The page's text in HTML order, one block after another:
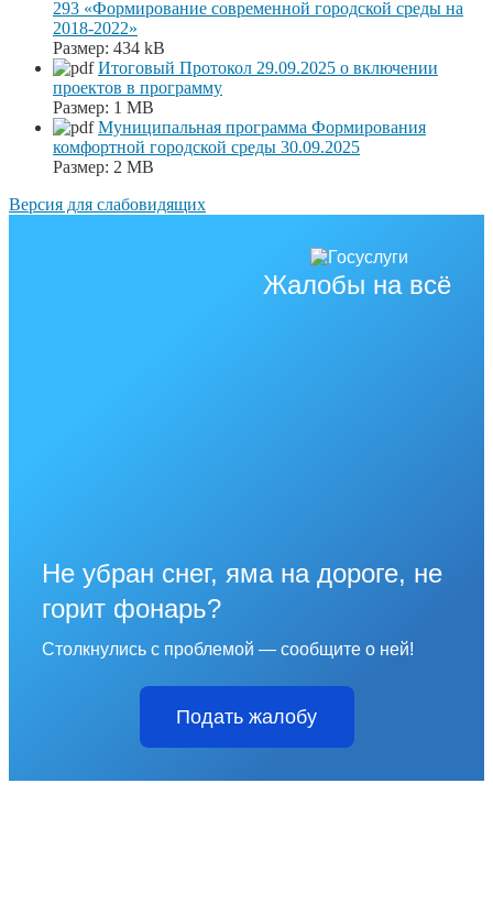
293 «Формирование современной городской среды на
2018-2022»
Размер: 434 kB
Итоговый Протокол 29.09.2025 о включении
проектов в программу
Размер: 1 MB
Муниципальная программа Формирования
комфортной городской среды 30.09.2025
Размер: 2 MB
Версия для слабовидящих
Жалобы на всё
Не убран снег, яма на дороге, не
горит фонарь?
Столкнулись с проблемой — сообщите о ней!
Подать жалобу